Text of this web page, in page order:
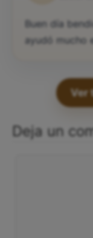
Buen día
ayudó mucho
Ver
Deja un